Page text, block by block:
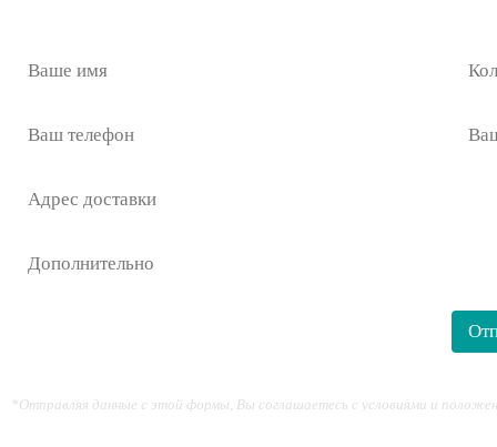
*Отправляя данные с этой формы, Вы соглашаетесь с условиями и